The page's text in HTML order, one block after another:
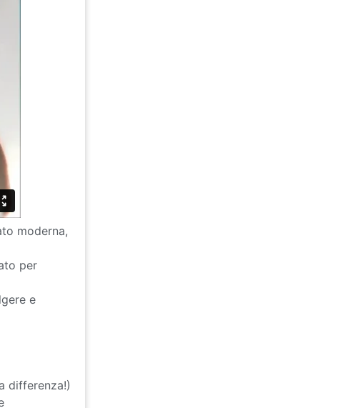
moderna,
per
e
differenza!)